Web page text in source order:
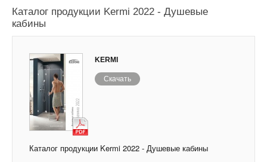
Каталог продукции Kermi 2022 - Душевые
кабины
KERMI
Скачать
Каталог продукции Kermi 2022 - Душевые кабины